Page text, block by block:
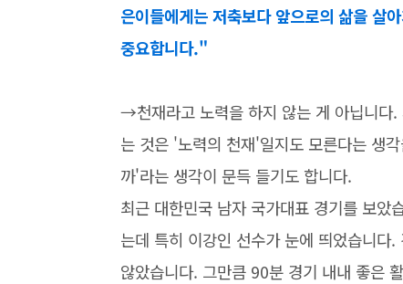
은이들에게는 저축보다 앞으로의 삶을 살
중요합니다."
→천재라고 노력을 하지 않는 게 아닙니다
는 것은 '노력의 천재'일지도 모른다는 생
까'라는 생각이 문득 들기도 합니다.
최근 대한민국 남자 국가대표 경기를 보았
는데 특히 이강인 선수가 눈에 띄었습니다
않았습니다. 그만큼 90분 경기 내내 좋은